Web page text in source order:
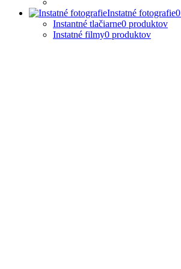
Instatné fotografie0
Instantné tlačiarne0 produktov
Instatné filmy0 produktov